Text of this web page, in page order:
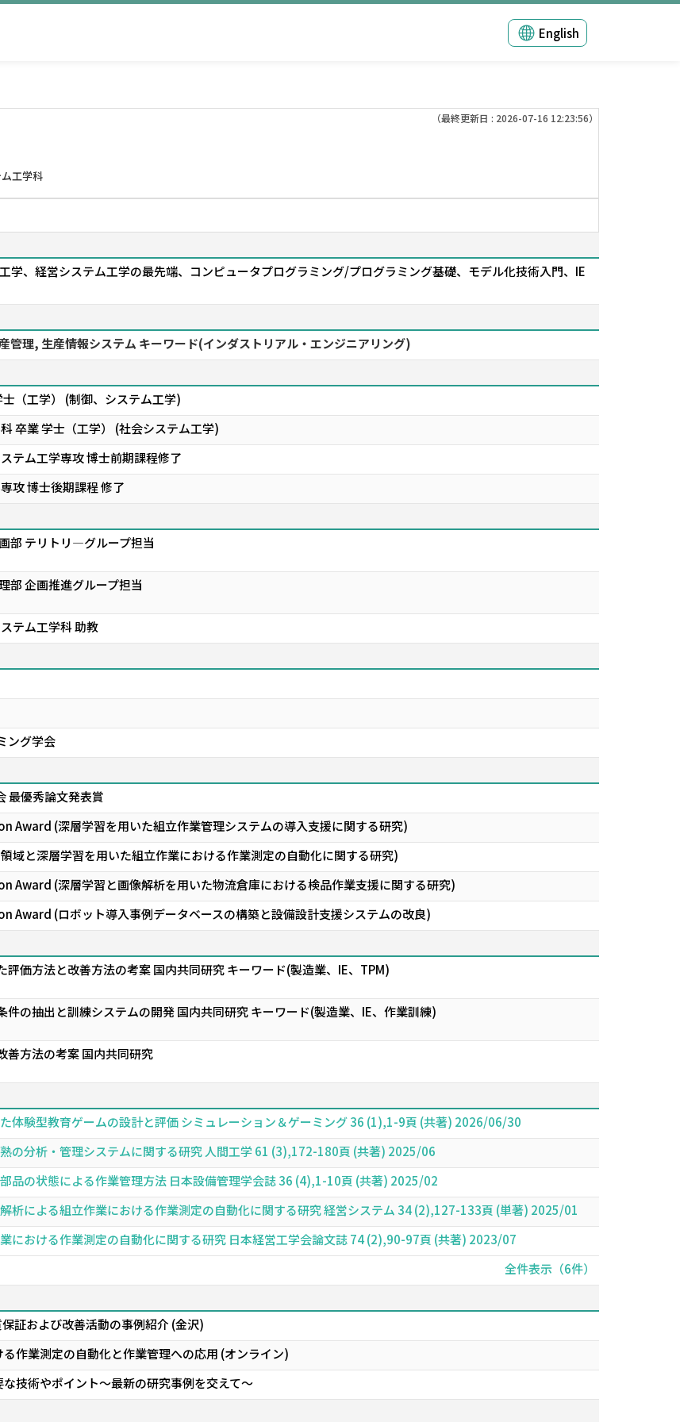
English
（最終更新日 : 2026-07-16 12:23:56）
工学科
学、経営システム工学の最先端、コンピュータプログラミング/プログラミング基礎、モデル化技術入門、IE
管理, 生産情報システム キーワード(インダストリアル・エンジニアリング)
（工学） (制御、システム工学)
卒業 学士（工学） (社会システム工学)
テム工学専攻 博士前期課程修了
攻 博士後期課程 修了
部 テリトリ―グループ担当
部 企画推進グループ担当
テム工学科 助教
ング学会
最優秀論文発表賞
Award (深層学習を用いた組立作業管理システムの導入支援に関する研究)
域と深層学習を用いた組立作業における作業測定の自動化に関する研究)
Award (深層学習と画像解析を⽤いた物流倉庫における検品作業支援に関する研究)
Award (ロボット導⼊事例データベースの構築と設備設計⽀援システムの改良)
評価方法と改善方法の考案 国内共同研究 キーワード(製造業、IE、TPM)
件の抽出と訓練システムの開発 国内共同研究 キーワード(製造業、IE、作業訓練)
善方法の考案 国内共同研究
体験型教育ゲームの設計と評価 シミュレーション＆ゲーミング 36 (1),1-9頁 (共著) 2026/06/30
の分析・管理システムに関する研究 人間工学 61 (3),172-180頁 (共著) 2025/06
品の状態による作業管理方法 日本設備管理学会誌 36 (4),1-10頁 (共著) 2025/02
析による組立作業における作業測定の自動化に関する研究 経営システム 34 (2),127-133頁 (単著) 2025/01
における作業測定の自動化に関する研究 日本経営工学会論文誌 74 (2),90-97頁 (共著) 2023/07
全件表示（6件）
証および改善活動の事例紹介 (金沢)
作業測定の自動化と作業管理への応用 (オンライン)
技術やポイント～最新の研究事例を交えて～